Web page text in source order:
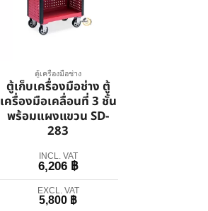
ตู้เครื่องมือช่าง
ตู้เก็บเครื่องมือช่าง ตู้
เครื่องมือเคลื่อนที่ 3 ชั้น
พร้อมแผงแขวน SD-
283
INCL. VAT
6,206 ฿
EXCL. VAT
5,800 ฿